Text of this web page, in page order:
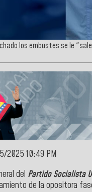
los embustes se le
2025 10:49 PM
del Partido Socialista
de la opositora